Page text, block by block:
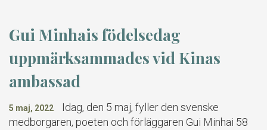
Gui Minhais födelsedag
uppmärksammades vid Kinas
ambassad
5 maj, 2022
Idag, den 5 maj, fyller den svenske
medborgaren, poeten och förläggaren Gui Minhai 58